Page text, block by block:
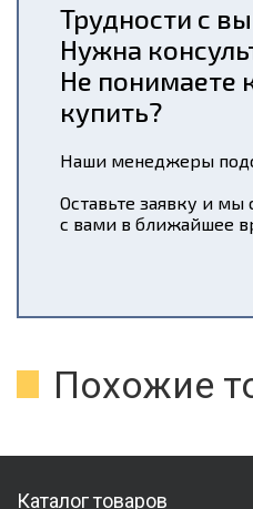
Трудности с
Нужна
Не понимаете
купить?
Наши менеджеры
Оставьте заявку и мы
с вами в ближайшее
Похожие
Каталог товаров